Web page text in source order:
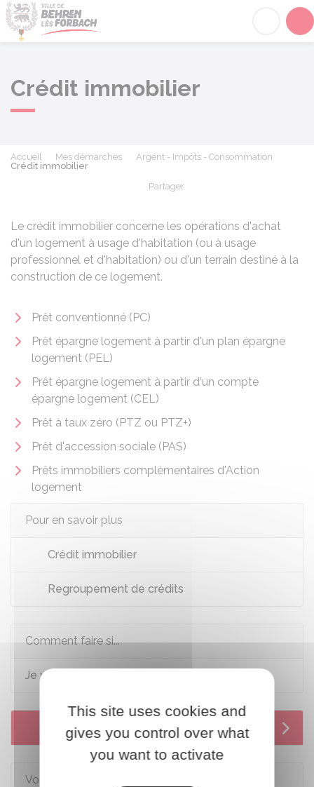
Crédit immobilier
Accueil Mes démarches
Argent - Impôts - Consommation
Crédit immobilier
Partager
Le crédit immobilier concerne les opérations d'achat
d'un logement à usage d'habitation (ou à usage
professionnel et d'habitation) ou d'un terrain destiné à la
construction de ce logement.
Prêt conventionné (PC)
Prêt épargne logement à partir d'un plan épargne
logement (PEL)
Prêt épargne logement à partir d'un compte
épargne logement (CEL)
Prêt à taux zéro (PTZ ou PTZ+)
Prêt d'accession sociale (PAS)
Prêts immobiliers complémentaires d'Action
logement
Pour en savoir plus
Crédit immobilier
Regroupement de crédits
Comment faire si...
Je veux obtenir un crédit immobilier
Services en ligne et formulaires
Voir aussi
This site uses cookies and
gives you control over what
you want to activate